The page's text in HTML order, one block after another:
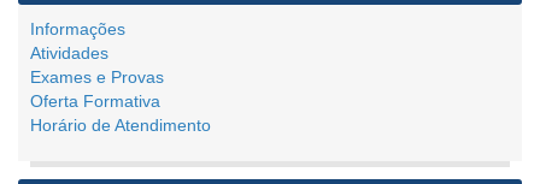
Informações
Atividades
Exames e Provas
Oferta Formativa
Horário de Atendimento